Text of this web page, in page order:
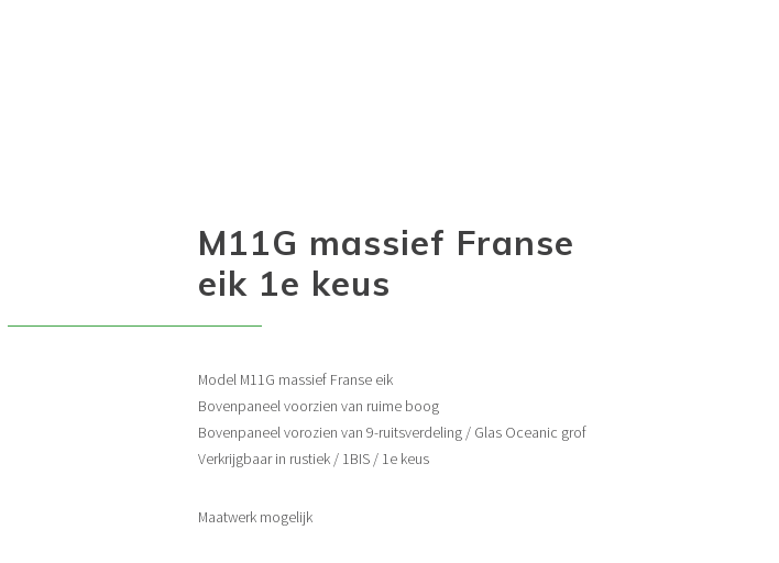
M11G massief Franse
eik 1e keus
Model M11G massief Franse eik
Bovenpaneel voorzien van ruime boog
Bovenpaneel vorozien van 9-ruitsverdeling / Glas Oceanic grof
Verkrijgbaar in rustiek / 1BIS / 1e keus
Maatwerk mogelijk